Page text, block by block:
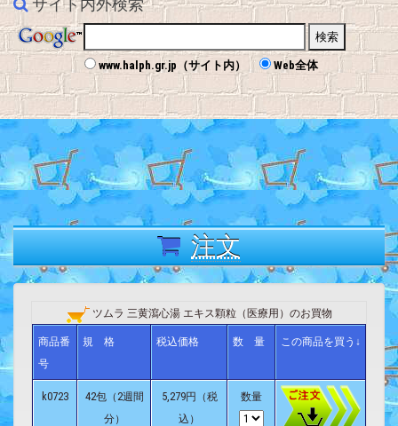
サイト内外検索
www.halph.gr.jp（サイト内） Web全体
注文
ツムラ 三黄瀉心湯 エキス顆粒（医療用）のお買物
商品番
号
規 格 税込価格 数 量 この商品を買う↓
k0723
42包（2週間
分）
5,279円（税
込）
数量